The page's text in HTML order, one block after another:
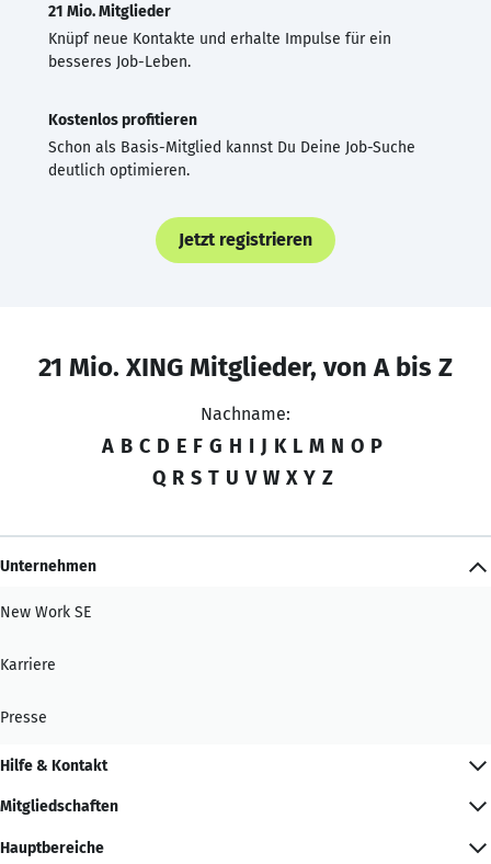
21 Mio. Mitglieder
Knüpf neue Kontakte und erhalte Impulse für ein
besseres Job-Leben.
Kostenlos profitieren
Schon als Basis-Mitglied kannst Du Deine Job-Suche
deutlich optimieren.
Jetzt registrieren
21 Mio. XING Mitglieder, von A bis Z
Nachname:
A B C D E F G H I J K L M N O P
Q R S T U V W X Y Z
Unternehmen
New Work SE
Karriere
Presse
Hilfe & Kontakt
Mitgliedschaften
Hauptbereiche